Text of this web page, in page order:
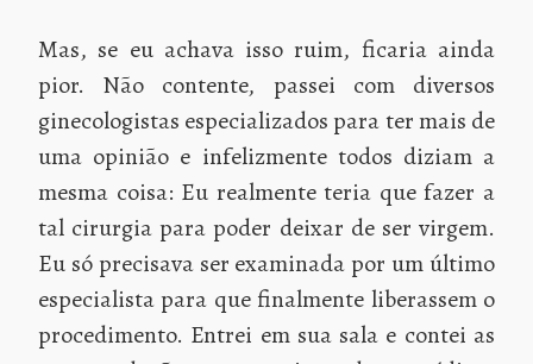
Mas, se eu achava isso ruim, ficaria ainda
pior. Não contente, passei com diversos
ginecologistas especializados para ter mais de
uma opinião e infelizmente todos diziam a
mesma coisa: Eu realmente teria que fazer a
tal cirurgia para poder deixar de ser virgem.
Eu só precisava ser examinada por um último
especialista para que finalmente liberassem o
procedimento. Entrei em sua sala e contei as